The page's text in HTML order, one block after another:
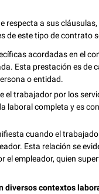
respecta a sus
de este tipo de contrato
acordadas en el
Esta prestación es de
o entidad.
el trabajador por los
laboral completa y es
cuando el
Esta relación se
el empleador, quien
diversos contextos